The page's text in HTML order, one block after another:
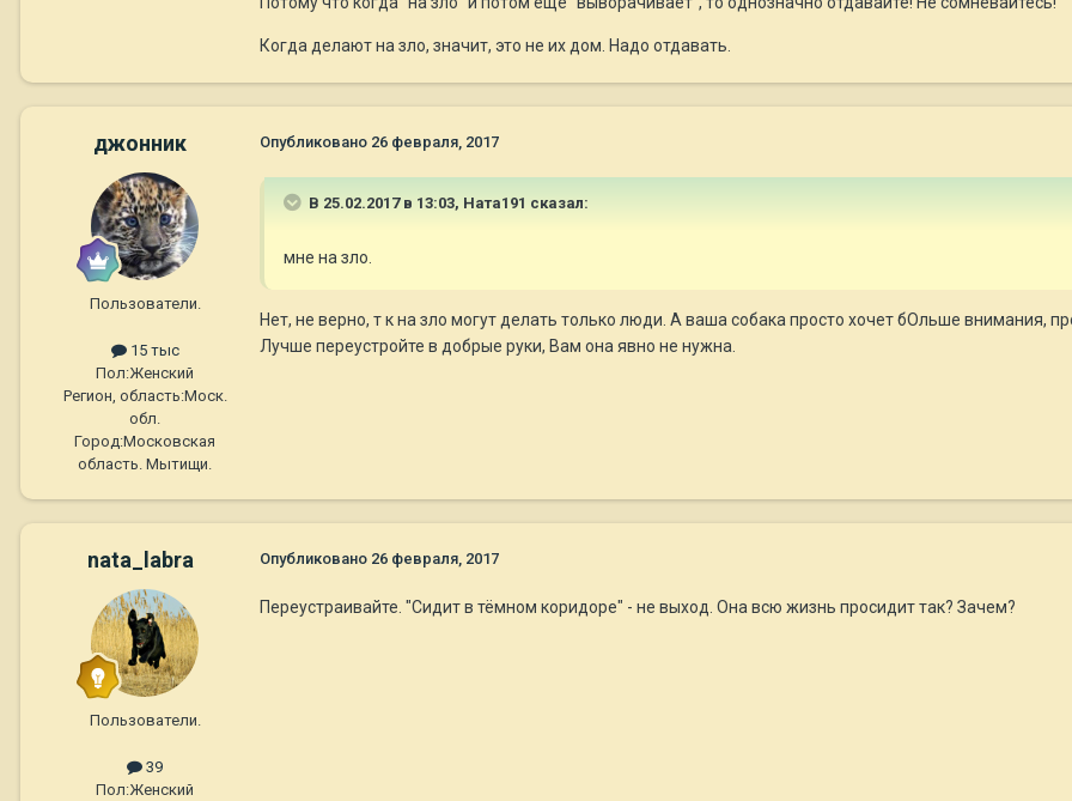
Когда делают на зло, значит, это не их дом. Надо отдавать.
джонник
Пользователи.
15 тыс
Пол:Женский
Регион, область:Моск.
обл.
Город:Московская
область. Мытищи.
Опубликовано 26 февраля, 2017
В 25.02.2017 в 13:03, Ната191 сказал:
мне на зло.
Нет, не верно, т к на зло могут делать только люди. А ваша собака просто хочет бОльше внимания,
Лучше переустройте в добрые руки, Вам она явно не нужна.
nata_labra
Пользователи.
39
Пол:Женский
Опубликовано 26 февраля, 2017
Переустраивайте. "Сидит в тёмном коридоре" - не выход. Она всю жизнь просидит так? Зачем?